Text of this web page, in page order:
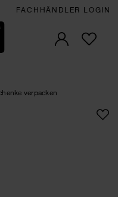
FACHHÄNDLER LOGIN
verpacken